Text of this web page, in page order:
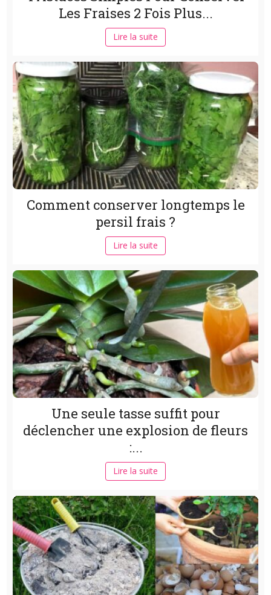
Les Fraises 2 Fois Plus...
Lire la suite
Comment conserver longtemps le
persil frais ?
Lire la suite
Une seule tasse suffit pour
déclencher une explosion de fleurs
:...
Lire la suite